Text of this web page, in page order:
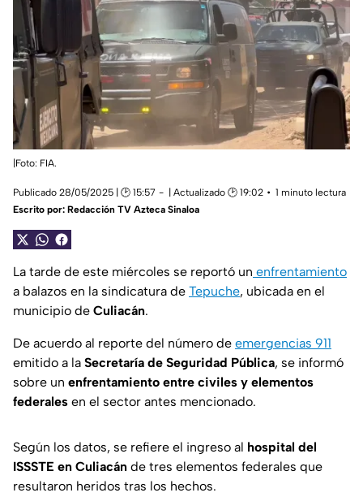
|Foto: FIA.
Publicado 28/05/2025 | 🕑 15:57 | Actualizado 🕑 19:02
1 minuto lectura
Escrito por: Redacción TV Azteca Sinaloa
La tarde de este miércoles se reportó un enfrentamiento
a balazos en la sindicatura de Tepuche, ubicada en el
municipio de Culiacán.
De acuerdo al reporte del número de emergencias 911
emitido a la Secretaría de Seguridad Pública, se informó
sobre un enfrentamiento entre civiles y elementos
federales en el sector antes mencionado.
Según los datos, se refiere el ingreso al hospital del
ISSSTE en Culiacán de tres elementos federales que
resultaron heridos tras los hechos.